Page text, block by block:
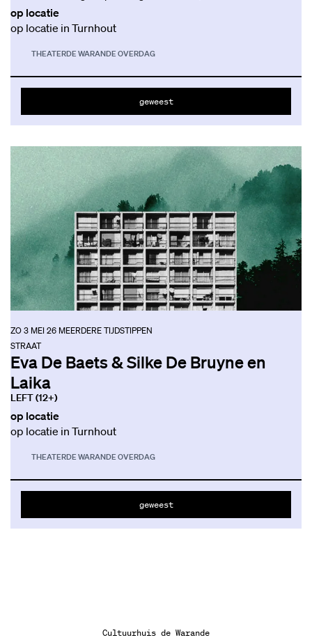
op locatie
op locatie in Turnhout
THEATERDE WARANDE OVERDAG
geweest
Eva De Baets & Silke De Bruyne en
Laika
LEFT (12+)
STRAAT
ZO 3 MEI 26 MEERDERE TIJDSTIPPEN
op locatie
op locatie in Turnhout
THEATERDE WARANDE OVERDAG
geweest
Cultuurhuis de Warande